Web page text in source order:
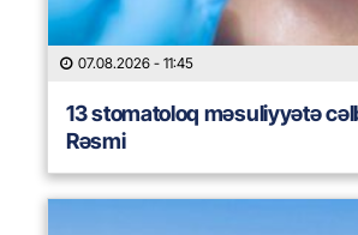
07.08.2026 - 11:45
13 stomatoloq məsuliyyətə
Rəsmi